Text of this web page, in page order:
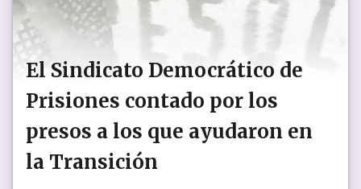
El Sindicato Democrático de
Prisiones contado por los
presos a los que ayudaron en
la Transición